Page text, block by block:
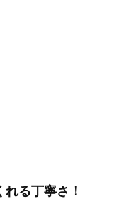
る丁寧さ！